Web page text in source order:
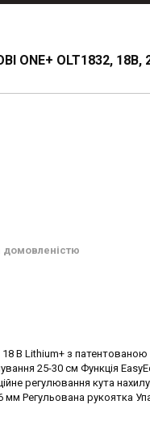
OLT1832, 18В,
домовленістю
В Lithium+ з патентованою
25-30 см Функція
регулювання кута
мм Регульована рукоятка